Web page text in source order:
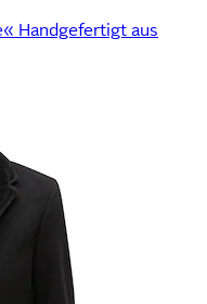
Handgefertigt aus